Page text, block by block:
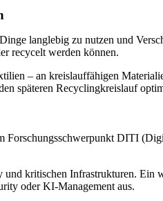
langlebig zu nutzen und
recycelt werden können.
– an kreislauffähigen
späteren Recyclingkreislauf
Forschungsschwerpunkt DITI
und kritischen Infrastrukturen.
oder KI-Management aus.